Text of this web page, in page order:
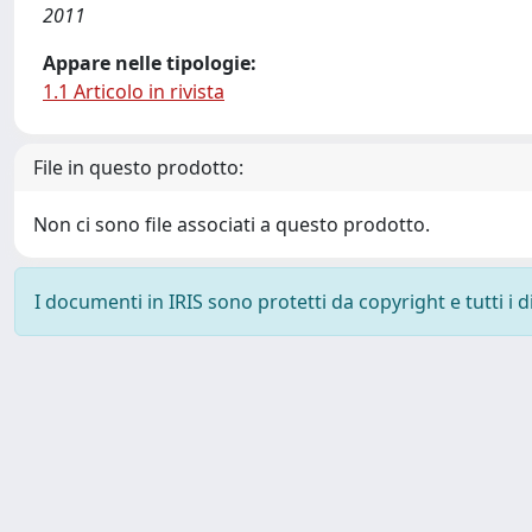
2011
Appare nelle tipologie:
1.1 Articolo in rivista
File in questo prodotto:
Non ci sono file associati a questo prodotto.
I documenti in IRIS sono protetti da copyright e tutti i